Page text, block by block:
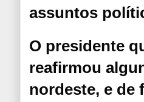
assuntos
O presidente
reafirmou
nordeste, e de